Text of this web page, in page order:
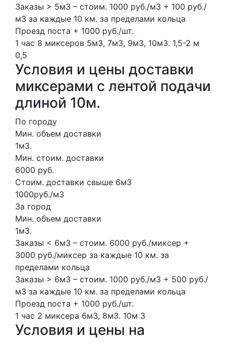
Заказы > 5м3 – стоим. 1000 руб./м3 + 100 руб./
м3 за каждые 10 км. за пределами кольца
Проезд поста + 1000 руб./шт.
1 час 8 миксеров 5м3, 7м3, 9м3, 10м3. 1,5-2 м
0,5
Условия и цены доставки
миксерами с лентой подачи
длиной 10м.
По городу
Мин. объем доставки
1м3.
Мин. стоим. доставки
6000 руб.
Стоим. доставки свыше 6м3
1000руб./м3
За город
Мин. объем доставки
1м3.
Заказы < 6м3 – стоим. 6000 руб./миксер +
3000 руб./миксер за каждые 10 км. за
пределами кольца
Заказы > 6м3 – стоим. 1000 руб./м3 + 500 руб./
м3 за каждые 10 км. за пределами кольца
Проезд поста + 1000 руб./шт.
1 час 2 миксера 6м3, 8м3. 10м 3
Условия и цены на